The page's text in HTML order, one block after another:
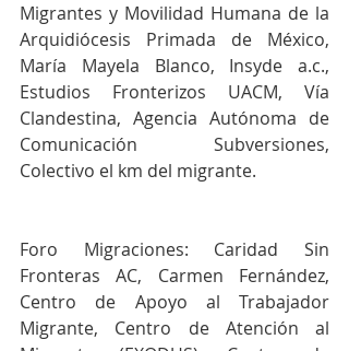
Migrantes y Movilidad Humana de la
Arquidiócesis Primada de México,
María Mayela Blanco, Insyde a.c.,
Estudios Fronterizos UACM, Vía
Clandestina, Agencia Autónoma de
Comunicación Subversiones,
Colectivo el km del migrante.
Foro Migraciones: Caridad Sin
Fronteras AC, Carmen Fernández,
Centro de Apoyo al Trabajador
Migrante, Centro de Atención al